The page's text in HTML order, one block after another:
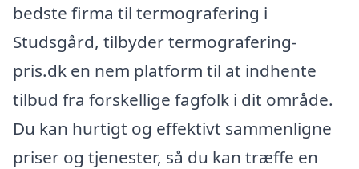
bedste firma til termografering i
Studsgård, tilbyder termografering-
pris.dk en nem platform til at indhente
tilbud fra forskellige fagfolk i dit område.
Du kan hurtigt og effektivt sammenligne
priser og tjenester, så du kan træffe en